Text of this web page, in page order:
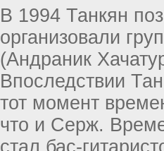
В 1994 Танкян
организовали
(Андраник
Впоследствии
тот момент
что и Серж.